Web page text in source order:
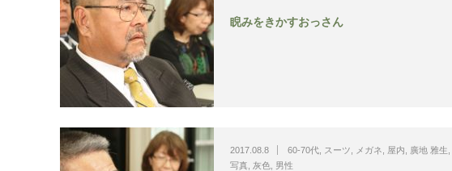
睨みをきかすおっさん
2017.08.8 60-70代 スーツ メガネ 屋内 廣地 雅生
写真
灰色 男性